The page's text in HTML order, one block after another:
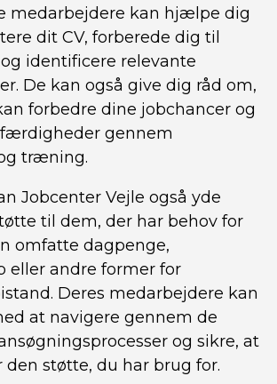
medarbejdere kan hjælpe dig
dit CV, forberede dig til
identificere relevante
De kan også give dig råd om,
forbedre dine jobchancer og
gennem
træning.
Jobcenter Vejle også yde
til dem, der har behov for
omfatte dagpenge,
eller andre former for
Deres medarbejdere kan
at navigere gennem de
og sikre, at
støtte, du har brug for.